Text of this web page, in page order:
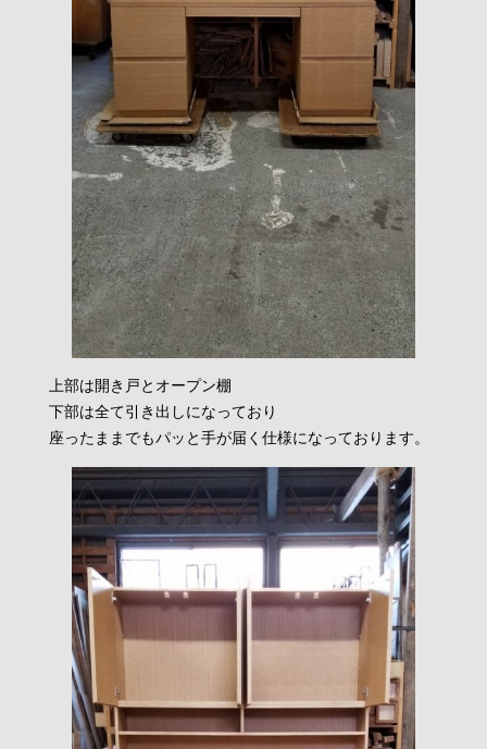
上部は開き戸とオープン棚
下部は全て引き出しになっており
座ったままでもパッと手が届く仕様になっております。